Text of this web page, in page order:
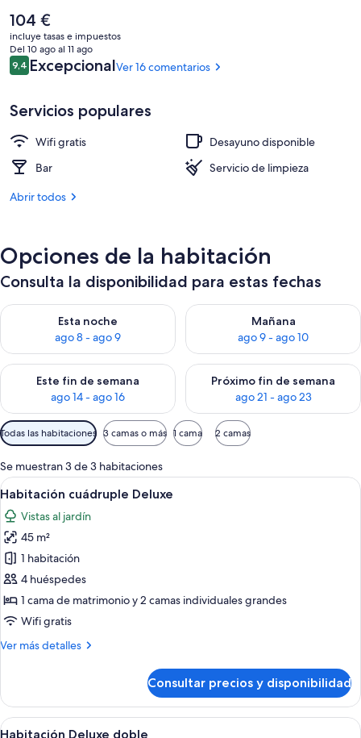
Fachada del alojamiento
El
precio
actual
es
de
104 €
incluye tasas e impuestos
Del 10 ago al 11 ago
Comentarios
9,49,4 de 10
ExcepcionalVer 16 comentarios
Servicios populares
Wifi gratis
Desayuno disponible
Bar
Servicio de limpieza
Abrir todos
Opciones de la habitación
Consulta la disponibilidad para estas fechas
Esta noche
ago 8 - ago 9
Consulta la disponibilidad para esta noche, ago 8 - ago 9
Mañana
ago 9 - ago 10
Consulta la disponibilidad
Este fin de semana
ago 14 - ago 16
Consulta la disponibilidad para este fin de semana, ago 14 -
Próximo fin de semana
ago 21 - ago 23
Consulta la disponibilidad
Filtros
disponibles
para
las
habitaciones
Todas las habitaciones 3 camas o más 1 cama 2 camas
Se muestran 3 de 3 habitaciones
Abrir
todas
las
fotos
de
Habitación
cuádruple
Deluxe
Un dormitorio con cama, mesita de
11
Habitación cuádruple Deluxe
Vistas al jardín
45 m²
1 habitación
4 huéspedes
1 cama de matrimonio y 2 camas individuales grandes
Wifi gratis
Ver más detalles
Más
cuádruple
Deluxe
Consultar precios y disponibilidad
Abrir
Un dormitorio con una cama, una
15
Habitación Deluxe doble